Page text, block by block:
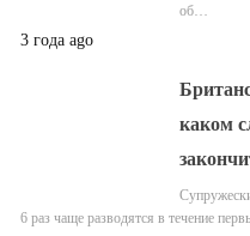
об…
3 года ago
каком
6 раз чаще разводятся в течение